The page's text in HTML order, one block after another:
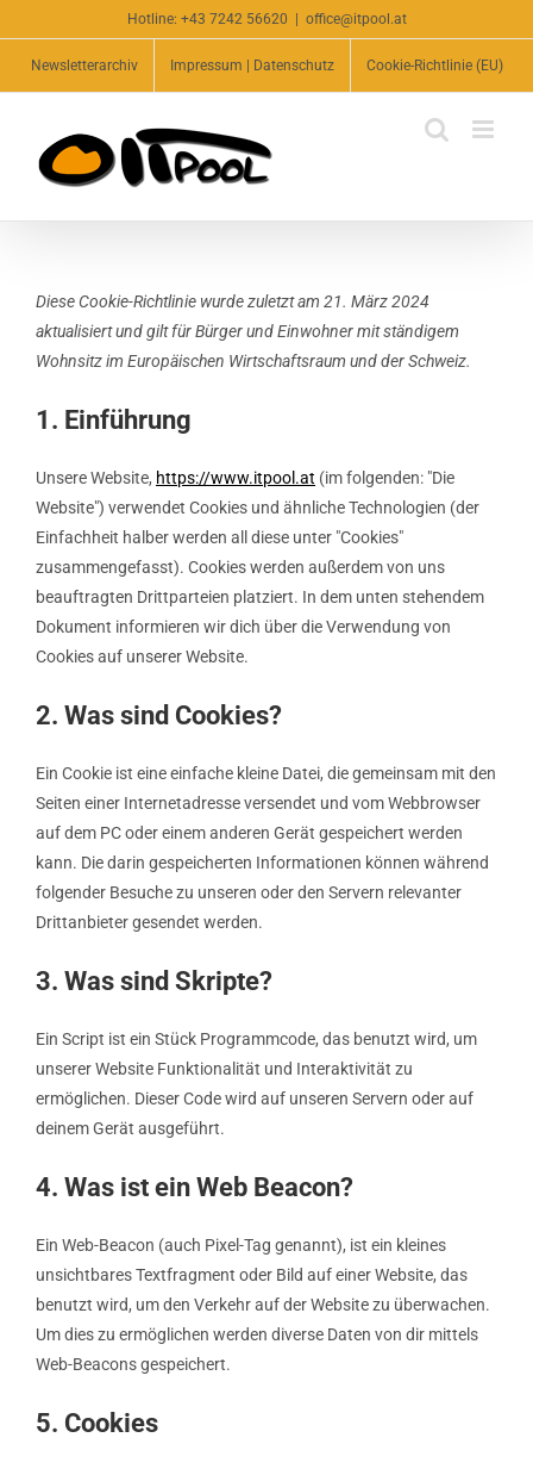
Inhalt
springen
Hotline: +43 7242 56620 office@itpool.at
Newsletterarchiv Impressum | Datenschutz Cookie-Richtlinie (EU)
Diese Cookie-Richtlinie wurde zuletzt am 21. März 2024
aktualisiert und gilt für Bürger und Einwohner mit ständigem
Wohnsitz im Europäischen Wirtschaftsraum und der Schweiz.
1. Einführung
Unsere Website, https://www.itpool.at (im folgenden: "Die
Website") verwendet Cookies und ähnliche Technologien (der
Einfachheit halber werden all diese unter "Cookies"
zusammengefasst). Cookies werden außerdem von uns
beauftragten Drittparteien platziert. In dem unten stehendem
Dokument informieren wir dich über die Verwendung von
Cookies auf unserer Website.
2. Was sind Cookies?
Ein Cookie ist eine einfache kleine Datei, die gemeinsam mit den
Seiten einer Internetadresse versendet und vom Webbrowser
auf dem PC oder einem anderen Gerät gespeichert werden
kann. Die darin gespeicherten Informationen können während
folgender Besuche zu unseren oder den Servern relevanter
Drittanbieter gesendet werden.
3. Was sind Skripte?
Ein Script ist ein Stück Programmcode, das benutzt wird, um
unserer Website Funktionalität und Interaktivität zu
ermöglichen. Dieser Code wird auf unseren Servern oder auf
deinem Gerät ausgeführt.
4. Was ist ein Web Beacon?
Ein Web-Beacon (auch Pixel-Tag genannt), ist ein kleines
unsichtbares Textfragment oder Bild auf einer Website, das
benutzt wird, um den Verkehr auf der Website zu überwachen.
Um dies zu ermöglichen werden diverse Daten von dir mittels
Web-Beacons gespeichert.
5. Cookies